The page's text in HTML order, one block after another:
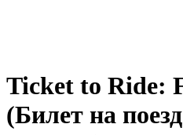
Ticket to Ride:
(Билет на